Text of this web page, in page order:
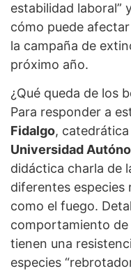
estabilidad laboral”
cómo puede
la campaña de
próximo año.
¿Qué queda de los
Para responder a
Fidalgo,
Universidad
didáctica charla de
diferentes especies
como el fuego.
comportamiento de
tienen una
especies